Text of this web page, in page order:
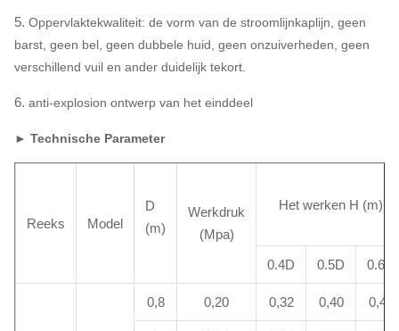
5. Oppervlaktekwaliteit: de vorm van de stroomlijnkaplijn, geen
barst, geen bel, geen dubbele huid, geen onzuiverheden, geen
verschillend vuil en ander duidelijk tekort.
6. anti-explosion ontwerp van het einddeel
► Technische Parameter
Reeks Model
D
(m)
Werkdruk
(Mpa)
Het werken H (m)
0.4D 0.5D 0.6D
0,8 0,20 0,32 0,40 0,48